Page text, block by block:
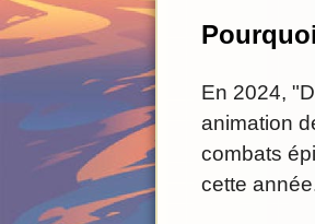
En 2024,
animation
combats
cette